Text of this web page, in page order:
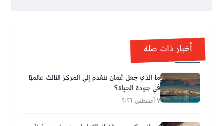
أخبار ذات صلة
ما الذي جعل عُمان تتقدم إلى المركز الثالث عالميًا
في جودة الحياة؟
٧ أغسطس ٢٠٢٦